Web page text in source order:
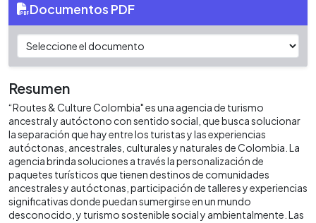
Documentos PDF
Resumen
“Routes & Culture Colombia" es una agencia de turismo
ancestral y autóctono con sentido social, que busca solucionar
la separación que hay entre los turistas y las experiencias
autóctonas, ancestrales, culturales y naturales de Colombia. La
agencia brinda soluciones a través la personalización de
paquetes turísticos que tienen destinos de comunidades
ancestrales y autóctonas, participación de talleres y experiencias
significativas donde puedan sumergirse en un mundo
desconocido, y turismo sostenible social y ambientalmente. Las